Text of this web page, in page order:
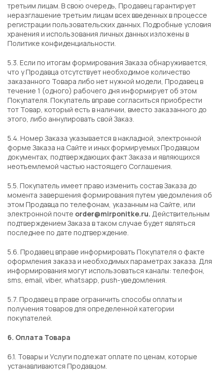
третьим лицам. В свою очередь, Продавец гарантирует
неразглашение третьим лицам всех введенных в процессе
регистрации пользовательских данных. Подробные условия
хранения и использования личных данных изложены в
Политике конфиденциальности.
5.3. Если по итогам формирования Заказа обнаруживается,
что у Продавца отсутствует необходимое количество
заказанного Товара либо нет нужной модели, Продавец в
течение 1 (одного) рабочего дня информирует об этом
Покупателя. Покупатель вправе согласиться приобрести
тот Товар, который есть в наличии, вместо заказанного до
этого, либо аннулировать свой Заказ.
5.4. Номер Заказа указывается в накладной, электронной
форме Заказа на Сайте и иных формируемых Продавцом
документах, подтверждающих факт Заказа и являющихся
неотъемлемой частью настоящего Соглашения.
5.5. Покупатель имеет право изменить состав Заказа до
момента завершения формирования путем уведомления об
этом Продавца по телефонам, указанным на Сайте, или
электронной почте order@mirponitke.ru. Действительным
подтверждением Заказа в таком случае будет являться
последнее по дате подтверждение.
5.6. Продавец вправе информировать Покупателя о факте
оформления заказа и необходимых параметрах заказа. Для
информирования могут использоваться каналы: телефон,
sms, email, viber, whatsapp, push-уведомления.
5.7. Продавец в праве ограничить способы оплаты и
получения товаров для определенной категории
покупателей.
6. Оплата Товара
6.1. Товары и Услуги подлежат оплате по ценам, которые
устанавливаются Продавцом.